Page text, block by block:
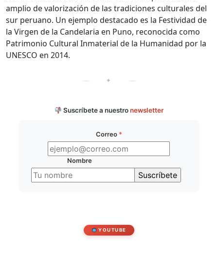
amplio de valorización de las tradiciones culturales del
sur peruano. Un ejemplo destacado es la Festividad de
la Virgen de la Candelaria en Puno, reconocida como
Patrimonio Cultural Inmaterial de la Humanidad por la
UNESCO en 2014.
✦
Suscríbete a nuestro newsletter
Correo *
Nombre
YOUTUBE